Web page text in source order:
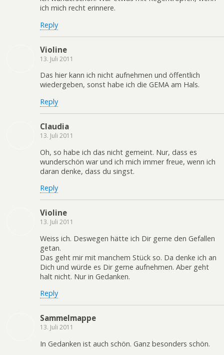
ich mich recht erinnere.
Reply
Violine
13. Juli 2011
Das hier kann ich nicht aufnehmen und öffentlich
wiedergeben, sonst habe ich die GEMA am Hals.
Reply
Claudia
13. Juli 2011
Oh, so habe ich das nicht gemeint. Nur, dass es
wunderschön war und ich mich immer freue, wenn ich
daran denke, dass du singst.
Reply
Violine
13. Juli 2011
Weiss ich. Deswegen hätte ich Dir gerne den Gefallen
getan.
Das geht mir mit manchem Stück so. Da denke ich an
Dich und würde es Dir gerne aufnehmen. Aber geht
halt nicht. Nur in Gedanken.
Reply
Sammelmappe
13. Juli 2011
In Gedanken ist auch schön. Ganz besonders schön.